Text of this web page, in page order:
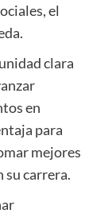
el
clara
en
para
mejores
su carrera.